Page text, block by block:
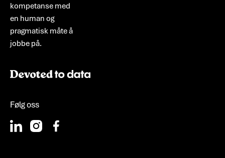
kompetanse med
en human og
pragmatisk måte å
jobbe på.
Følg oss